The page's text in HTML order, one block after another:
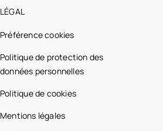
LÉGAL
Préférence cookies
Politique de protection des
données personnelles
Politique de cookies
Mentions légales